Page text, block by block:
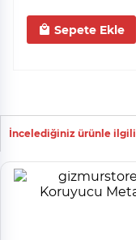
Sepete Ekle
İncelediğiniz ürünle ilgili